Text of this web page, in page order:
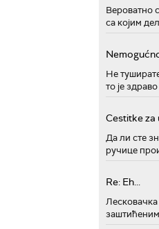
Вероватно
са којим
Не
то је здраво
Cestitke za
Да ли сте
ручице
Re: Eh...